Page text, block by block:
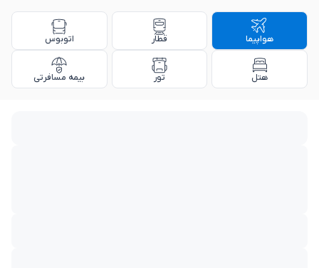
هواپیما قطار اتوبوس
هتل تور بیمه مسافرتی